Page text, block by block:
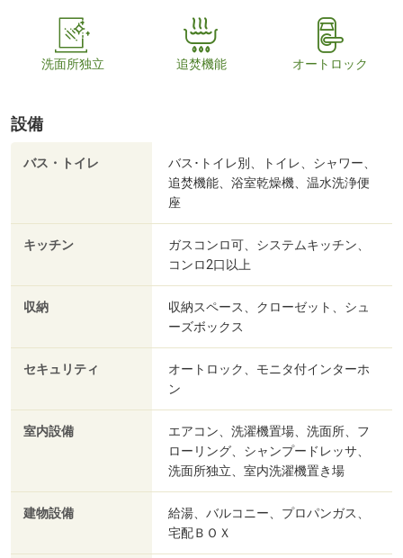
洗面所独立 追焚機能 オートロック
設備
バス・トイレ
バス･トイレ別、トイレ、シャワー、
追焚機能、浴室乾燥機、温水洗浄便
座
キッチン
ガスコンロ可、システムキッチン、
コンロ2口以上
収納
収納スペース、クローゼット、シュ
ーズボックス
セキュリティ
オートロック、モニタ付インターホ
ン
室内設備
エアコン、洗濯機置場、洗面所、フ
ローリング、シャンプードレッサ、
洗面所独立、室内洗濯機置き場
建物設備
給湯、バルコニー、プロパンガス、
宅配ＢＯＸ